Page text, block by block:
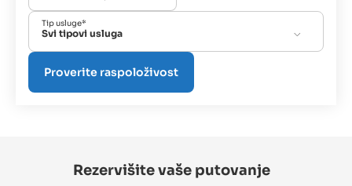
Tip usluge*
Svi tipovi usluga
Rezervišite vaše putovanje